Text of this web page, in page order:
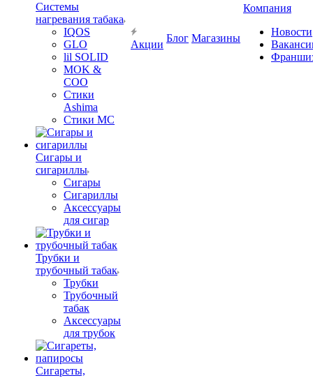
Системы
нагревания табака
IQOS
GLO
lil SOLID
MOK &
COO
Стики
Ashima
Стики MC
Сигары и
сигариллы
Сигары
Сигариллы
Аксессуары
для сигар
Трубки и
трубочный табак
Трубки
Трубочный
табак
Аксессуары
для трубок
Сигареты,
Акции
Блог Магазины
Компания
Новости